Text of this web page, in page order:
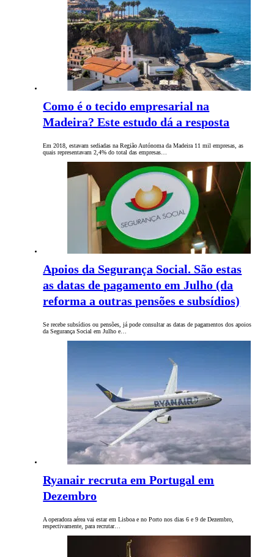
Como é o tecido empresarial na
Madeira? Este estudo dá a resposta
Em 2018, estavam sediadas na Região Autónoma da Madeira 11 mil empresas, as
quais representavam 2,4% do total das empresas…
Apoios da Segurança Social. São estas
as datas de pagamento em Julho (da
reforma a outras pensões e subsídios)
Se recebe subsídios ou pensões, já pode consultar as datas de pagamentos dos apoios
da Segurança Social em Julho e…
Ryanair recruta em Portugal em
Dezembro
A operadora aérea vai estar em Lisboa e no Porto nos dias 6 e 9 de Dezembro,
respectivamente, para recrutar…